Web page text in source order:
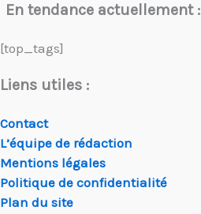
En tendance actuellement :
[top_tags]
Liens utiles :
Contact
L’équipe de rédaction
Mentions légales
Politique de confidentialité
Plan du site